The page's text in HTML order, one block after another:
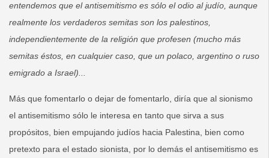
entendemos que el antisemitismo es sólo el odio al judío, aunque
realmente los verdaderos semitas son los palestinos,
independientemente de la religión que profesen (mucho más
semitas éstos, en cualquier caso, que un polaco, argentino o ruso
emigrado a Israel)...
Más que fomentarlo o dejar de fomentarlo, diría que al sionismo
el antisemitismo sólo le interesa en tanto que sirva a sus
propósitos, bien empujando judíos hacia Palestina, bien como
pretexto para el estado sionista, por lo demás el antisemitismo es